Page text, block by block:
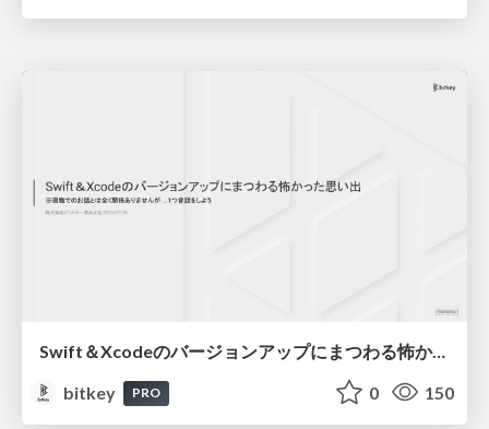
Swift＆Xcodeのバージョンアップにまつわる怖かった思い出 / Scary Memories of Swift and Xcode Updates
bitkey
PRO 0 150